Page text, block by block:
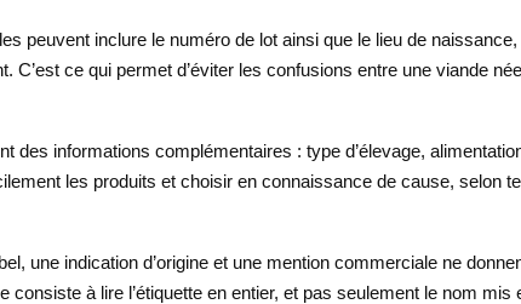
peuvent inclure le numéro de lot ainsi que le lieu de naissance,
C’est ce qui permet d’éviter les confusions entre une viande
des informations complémentaires : type d’élevage,
les produits et choisir en connaissance de cause, selon
une indication d’origine et une mention commerciale ne
à lire l’étiquette en entier, et pas seulement le nom mis